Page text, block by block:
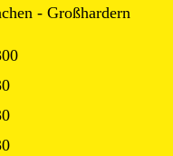
- Großhardern